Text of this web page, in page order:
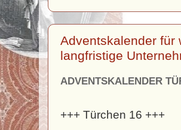
Adventskalender für
langfristige
ADVENTSKALENDER
+++ Türchen 16 +++